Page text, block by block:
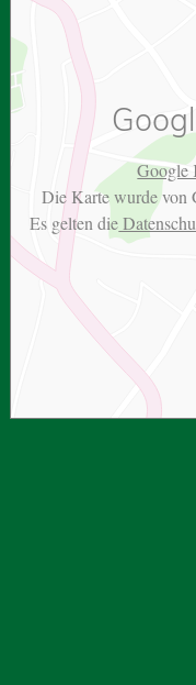
Google
Die Karte wurde von
Es gelten die